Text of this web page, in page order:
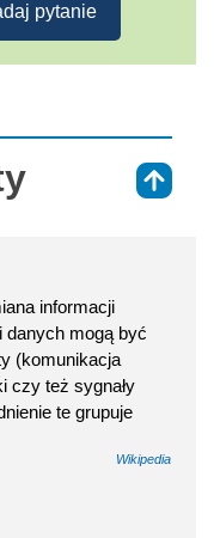
pytanie
informacji
danych mogą być
(komunikacja
czy też sygnały
te grupuje
Wikipedia